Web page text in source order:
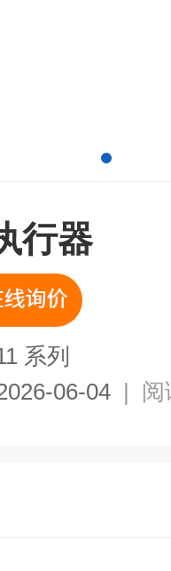
行器
系列
06-04 | 阅